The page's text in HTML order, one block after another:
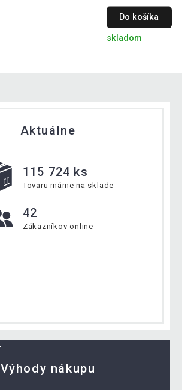
Do košíka
skladom
Aktuálne
115 724 ks
Tovaru máme na sklade
42
Zákazníkov online
Výhody nákupu